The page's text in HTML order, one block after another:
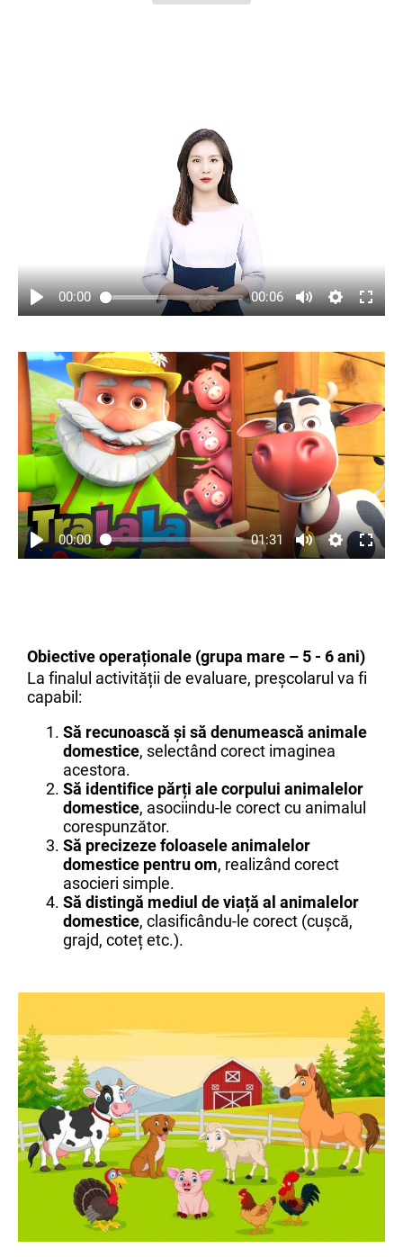
00:00 00:06
00:00 01:31
Obiective operaționale (grupa mare – 5 - 6 ani)
La finalul activității de evaluare, preșcolarul va fi
capabil:
Să recunoască și să denumească animale
domestice, selectând corect imaginea
acestora.
Să identifice părți ale corpului animalelor
domestice, asociindu-le corect cu animalul
corespunzător.
Să precizeze foloasele animalelor
domestice pentru om, realizând corect
asocieri simple.
Să distingă mediul de viață al animalelor
domestice, clasificându-le corect (cușcă,
grajd, coteț etc.).